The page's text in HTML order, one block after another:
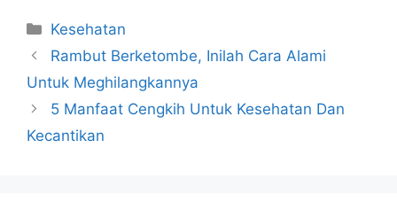
Categories
Kesehatan
Rambut Berketombe, Inilah Cara Alami
Untuk Meghilangkannya
5 Manfaat Cengkih Untuk Kesehatan Dan
Kecantikan